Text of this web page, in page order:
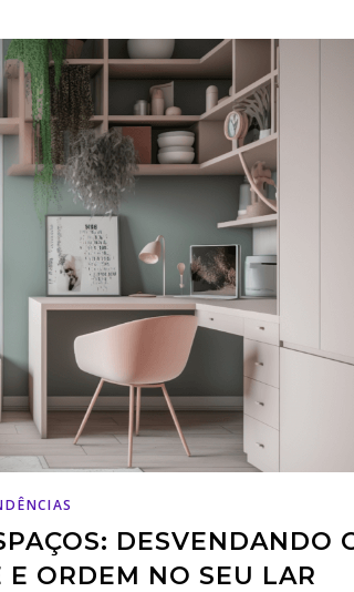
DESVENDANDO
ORDEM NO SEU LAR